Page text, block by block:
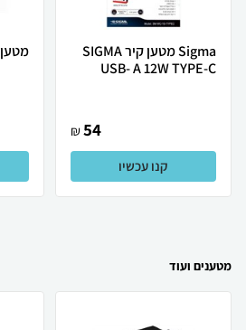
Sigma מטען קיר SIGMA
USB- A 12W TYPE-C
54
₪
קנו עכשיו
מטענים ועוד